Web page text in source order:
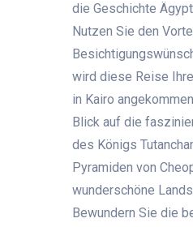
die Geschichte
Nutzen Sie den
wird diese Reise
in Kairo
Blick auf die
des Königs
Pyramiden von
wunderschöne
Bewundern Sie die